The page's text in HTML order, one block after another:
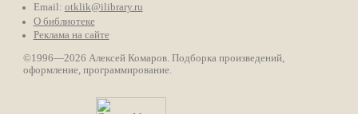
Email: otklik@ilibrary.ru
О библиотеке
Реклама на сайте
©1996—2026 Алексей Комаров. Подборка произведений,
оформление, программирование.